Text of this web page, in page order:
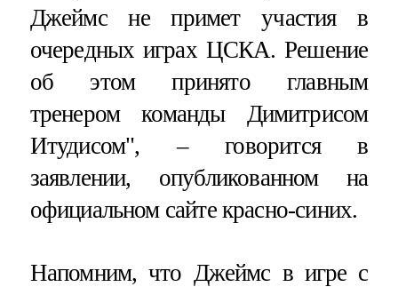
Джеймс не примет участия в
очередных играх ЦСКА. Решение
об этом принято главным
тренером команды Димитрисом
Итудисом", – говорится в
заявлении, опубликованном на
официальном сайте красно-синих.
Напомним, что Джеймс в игре с